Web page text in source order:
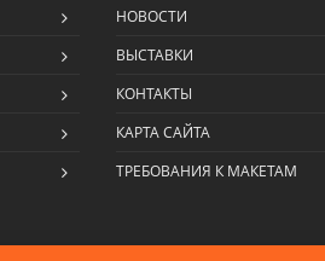
НОВОСТИ
ВЫСТАВКИ
КОНТАКТЫ
КАРТА САЙТА
ТРЕБОВАНИЯ К МАКЕТАМ